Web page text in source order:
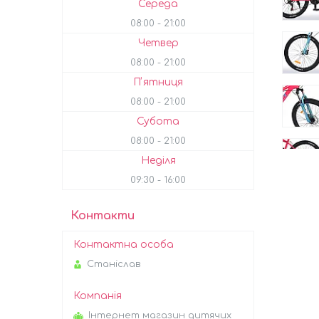
Середа
08:00 21:00
Четвер
08:00 21:00
Пʼятниця
08:00 21:00
Субота
08:00 21:00
Неділя
09:30 16:00
Контакти
Станіслав
Інтернет магазин дитячих